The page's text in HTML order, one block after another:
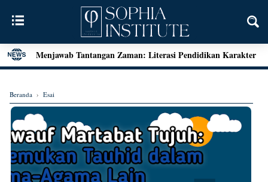
Menjawab Tantangan Zaman: Literasi Pendidikan Karakter
dan Dialog Sains dalam Kegiatan Bedah Buku Palu
Mengenal Teori Etika Immanuel Kant
Momen Terakhir Plato
Locke dan Pertanyaan Seputar Identitas Diri
Augustine on Happiness and Time
Seni Menarik Kesimpulan ala Bertrand Russel
Menjelajahi Hakikat Etika: Sebuah Refleksi dari Aristoteles
Beranda › Esai